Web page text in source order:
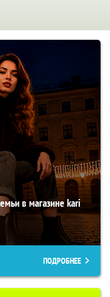
в магазине kari
ПОДРОБНЕЕ